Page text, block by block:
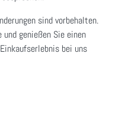
sind vorbehalten.
genießen Sie einen
bei uns